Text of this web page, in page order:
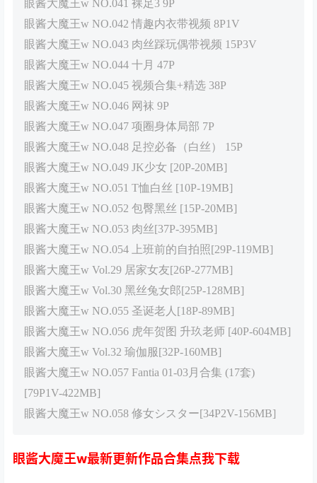
眼酱大魔王w NO.041 裸足3 9P
眼酱大魔王w NO.042 情趣内衣带视频 8P1V
眼酱大魔王w NO.043 肉丝踩玩偶带视频 15P3V
眼酱大魔王w NO.044 十月 47P
眼酱大魔王w NO.045 视频合集+精选 38P
眼酱大魔王w NO.046 网袜 9P
眼酱大魔王w NO.047 项圈身体局部 7P
眼酱大魔王w NO.048 足控必备（白丝） 15P
眼酱大魔王w NO.049 JK少女 [20P-20MB]
眼酱大魔王w NO.051 T恤白丝 [10P-19MB]
眼酱大魔王w NO.052 包臀黑丝 [15P-20MB]
眼酱大魔王w NO.053 肉丝[37P-395MB]
眼酱大魔王w NO.054 上班前的自拍照[29P-119MB]
眼酱大魔王w Vol.29 居家女友[26P-277MB]
眼酱大魔王w Vol.30 黑丝兔女郎[25P-128MB]
眼酱大魔王w NO.055 圣诞老人[18P-89MB]
眼酱大魔王w NO.056 虎年贺图 升玖老师 [40P-604MB]
眼酱大魔王w Vol.32 瑜伽服[32P-160MB]
眼酱大魔王w NO.057 Fantia 01-03月合集 (17套)
[79P1V-422MB]
眼酱大魔王w NO.058 修女シスター[34P2V-156MB]
眼酱大魔王w最新更新作品合集点我下载